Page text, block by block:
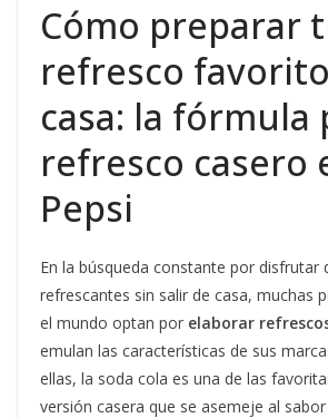
Cómo preparar
refresco
casa: la fórmula
refresco casero
Pepsi
En la búsqueda constante por disfrutar
refrescantes sin salir de casa, muchas
el mundo optan por elaborar
emulan las características de sus
ellas, la soda cola es una de las
versión casera que se asemeje al